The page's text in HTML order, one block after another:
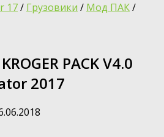
17/ Грузовики / Мод ПАК/
PACK V4.0
2017